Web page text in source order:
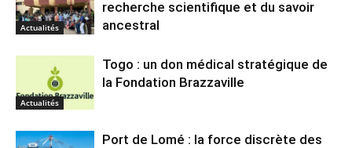
Actualités
recherche scientifique et du savoir
ancestral
Actualités
Togo : un don médical stratégique de
la Fondation Brazzaville
Port de Lomé : la force discrète des